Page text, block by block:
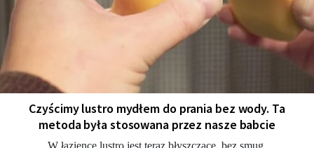
Czyścimy lustro mydłem do prania bez wody. Ta
metoda była stosowana przez nasze babcie
W łazience lustro jest teraz błyszczące, bez smug.